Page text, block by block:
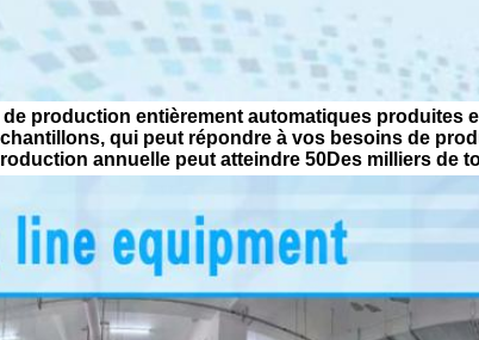
production entièrement automatiques produites
qui peut répondre à vos besoins de
annuelle peut atteindre 50Des milliers de